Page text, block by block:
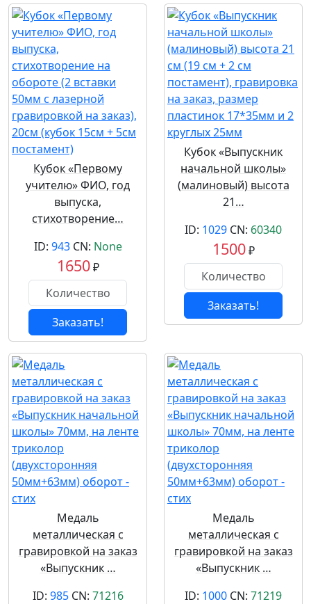
Кубок «Первому
учителю» ФИО, год
выпуска,
стихотворение…
ID: 943CN: None
1650₽
Заказать!
Кубок «Выпускник
начальной школы»
(малиновый) высота
21…
ID: 1029 CN: 60340
1500₽
Заказать!
Медаль
металлическая с
гравировкой на заказ
«Выпускник …
ID: 985CN: 71216
Медаль
металлическая с
гравировкой на заказ
«Выпускник …
ID: 1000 CN: 71219